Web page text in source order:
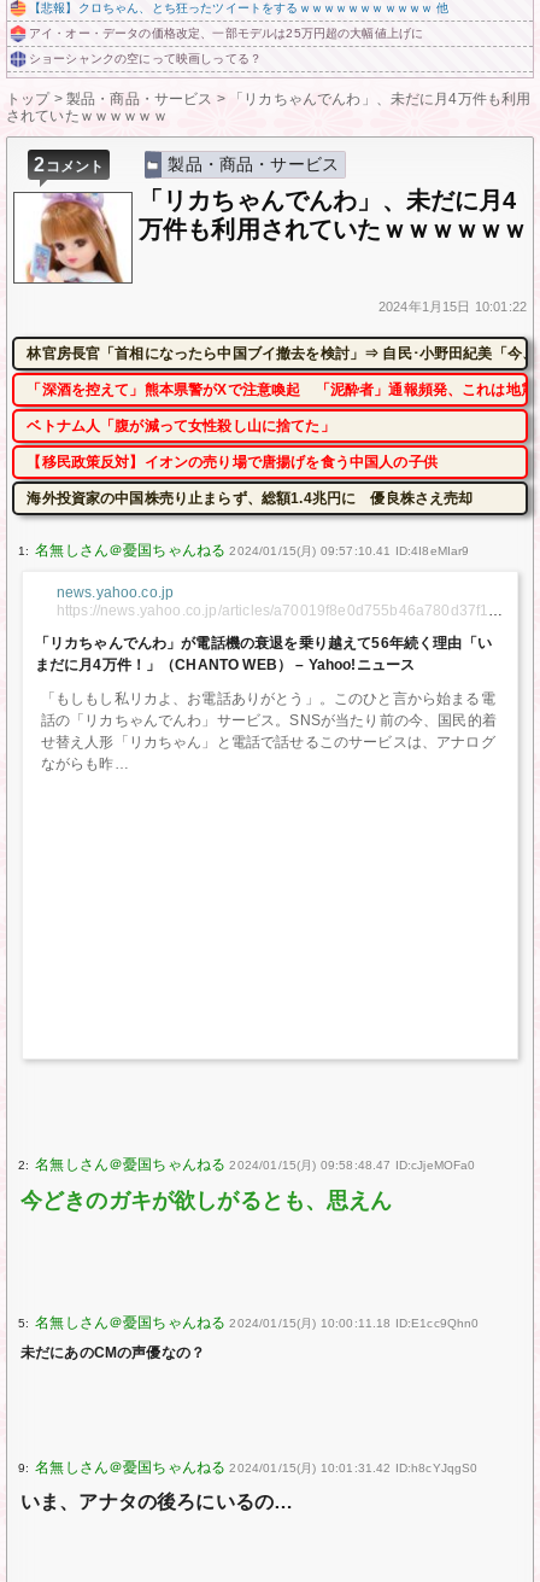
【悲報】クロちゃん、とち狂ったツイートをするｗｗｗｗｗｗｗｗｗｗｗ 他
アイ・オー・データの価格改定、一部モデルは25万円超の大幅値上げに
ショーシャンクの空にって映画しってる？
トップ> 製品・商品・サービス >
「リカちゃんでんわ」、未だに月4万件も利用
されていたｗｗｗｗｗｗ
2コメント 製品・商品・サービス
「リカちゃんでんわ」、未だに月4
万件も利用されていたｗｗｗｗｗｗ
2024年1月15日 10:01:22
林官房長官「首相になったら中国ブイ撤去を検討」⇒ 自民･小野田紀美「今
「深酒を控えて」熊本県警がXで注意喚起 「泥酔者」通報頻発、これは地震
ベトナム人「腹が減って女性殺し山に捨てた」
【移民政策反対】イオンの売り場で唐揚げを食う中国人の子供
海外投資家の中国株売り止まらず、総額1.4兆円に 優良株さえ売却
1: 2024/01/15(月) 09:57:10.41 ID:4I8eMIar9
news.yahoo.co.jp
https://news.yahoo.co.jp/articles/a70019f8e0d755b46a780d37f1b
「リカちゃんでんわ」が電話機の衰退を乗り越えて56年続く理由「い
まだに月4万件！」（CHANTO WEB） – Yahoo!ニュース
「もしもし私リカよ、お電話ありがとう」。このひと言から始まる電
話の「リカちゃんでんわ」サービス。SNSが当たり前の今、国民的着
せ替え人形「リカちゃん」と電話で話せるこのサービスは、アナログ
ながらも昨
2: 2024/01/15(月) 09:58:48.47 ID:cJjeMOFa0
今どきのガキが欲しがるとも、思えん
5: 2024/01/15(月) 10:00:11.18 ID:E1cc9Qhn0
未だにあのCMの声優なの？
9: 2024/01/15(月) 10:01:31.42 ID:h8cYJqgS0
いま、アナタの後ろにいるの…